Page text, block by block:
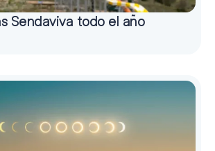
Sendaviva todo el año